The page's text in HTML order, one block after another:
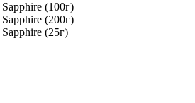
(100г)
(200г)
(25г)